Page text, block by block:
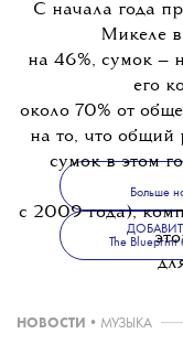
С начала года
Микеле
на 46%, сумок —
его
около 70% от
на то, что общий
сумок в этом
с 2009 года),
Больше
The Blueprint
НОВОСТИ • МУЗЫКА